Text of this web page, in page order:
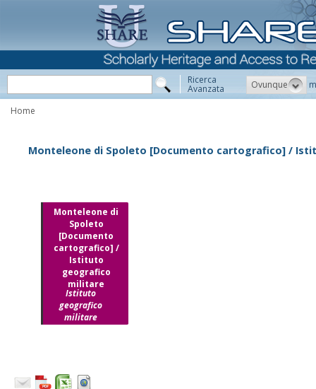
Ricerca
Avanzata Ovunque
Home
Monteleone di Spoleto [Documento cartografico] /
Monteleone di
Spoleto
[Documento
cartografico] /
Istituto
geografico
militare
Istituto
geografico
militare